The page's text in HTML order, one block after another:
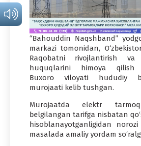
“Bahouddin Naqshband”
markazi tomonidan,
Raqobatni rivojlantirish va
huquqlarini himoya qilish
Buxoro viloyati hududiy
murojaati kelib tushgan.
Murojaatda elektr
belgilangan tarifga nisbatan
hisoblanayotganligidan
masalada amaliy yordam